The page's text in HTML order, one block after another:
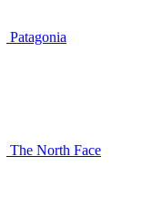
Patagonia
The North Face